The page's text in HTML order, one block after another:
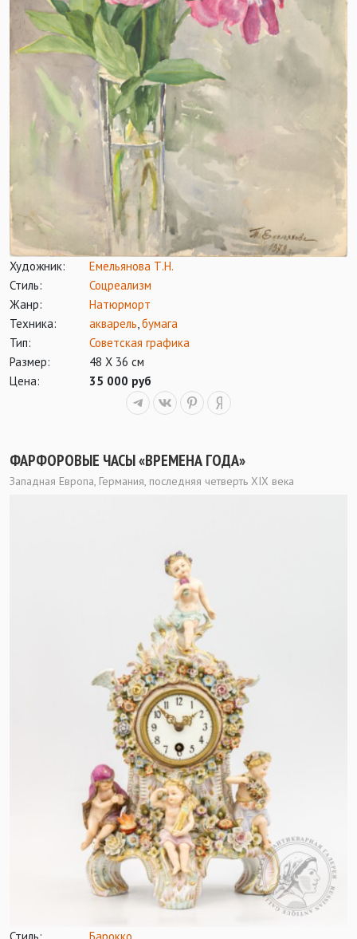
Художник:
Емельянова Т.Н.
Стиль:
Соцреализм
Жанр:
Натюрморт
Техника:
акварель,бумага
Тип:
Советская графика
Размер:
48 Х 36 см
Цена:
35 000 руб
ФАРФОРОВЫЕ ЧАСЫ «ВРЕМЕНА ГОДА»
Западная Европа, Германия, последняя четверть XIX века